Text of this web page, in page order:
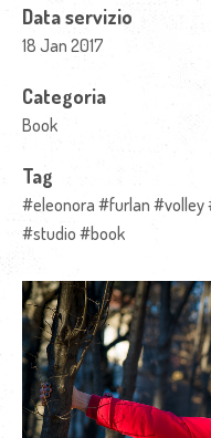
Data servizio
18 Jan 2017
Categoria
Book
Tag
#eleonora #furlan
#studio #book